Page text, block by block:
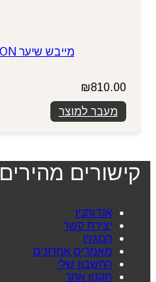
מייבש שיער MAX DIGITAL 2800 ÍON
₪810.00
מעבר למוצר
קישורים מהירים
אודותניו
יצירת קשר
המגזין
מאמרים אחרונים
החשבון שלי
תקנון אתר